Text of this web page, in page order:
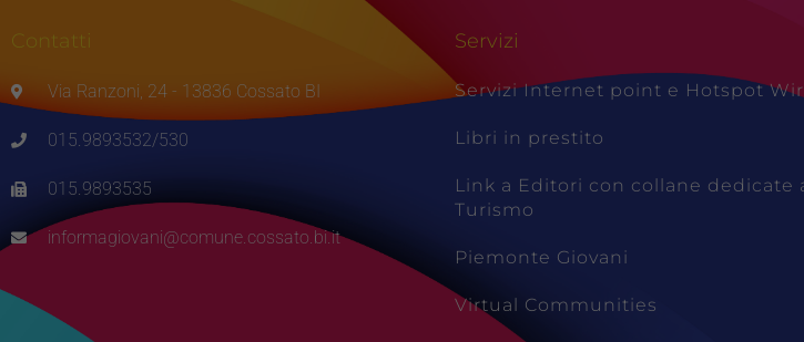
Contatti
Via Ranzoni, 24 - 13836 Cossato BI
015.9893532/530
015.9893535
informagiovani@comune.cossato.bi.it
Servizi
Servizi Internet point e Hotspot
Libri in prestito
Link a Editori con collane dedicate
Turismo
Piemonte Giovani
Virtual Communities